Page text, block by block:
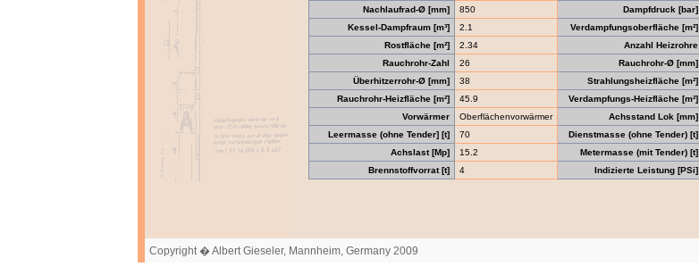
Nachlaufrad-Ø [mm]
850 Dampfdruck [bar]
Kessel-Dampfraum [m³]
2.1 Verdampfungsoberfläche [m²]
Rostfläche [m²]
2.34 Anzahl Heizrohre
Rauchrohr-Zahl
26 Rauchrohr-Ø [mm]
Überhitzerrohr-Ø [mm]
38 Strahlungsheizfläche [m²]
Rauchrohr-Heizfläche [m²]
45.9 Verdampfungs-Heizfläche [m²]
Vorwärmer
Oberflächenvorwärmer Achsstand Lok [mm]
Leermasse (ohne Tender] [t]
70 Dienstmasse (ohne Tender) [t]
Achslast [Mp]
15.2 Metermasse (mit Tender) [t]
Brennstoffvorrat [t]
4 Indizierte Leistung [PSi]
Copyright � Albert Gieseler, Mannheim, Germany 2009